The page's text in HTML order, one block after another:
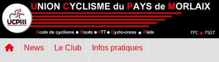
News Le Club Infos pratiques
Panneau de gestion des cookies